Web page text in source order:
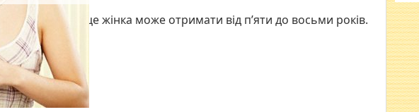
За це жінка може отримати від п’яти до восьми років.